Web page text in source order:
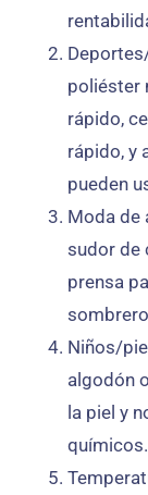
poliéster
rápido,
rápido, y
pueden
Moda de
sudor de
prensa
Niños/
algodón
la piel y
químicos.